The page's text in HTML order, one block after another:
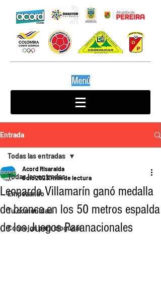
Menú
Entrada
Todas las entradas
Empezando
Tu comunidad
Consejos para bloguear
Todas las entradas
Leonardo Villamarín ganó medalla
de bronce en los 50 metros espalda
de los Juegos Paranacionales
Acord Risaralda
6 dic 20231 min de lectura